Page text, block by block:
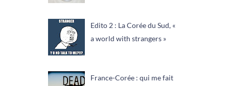
Edito 2 : La Corée du Sud, «
a world with strangers »
France-Corée : qui me fait